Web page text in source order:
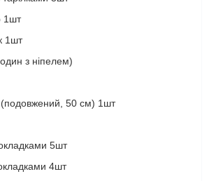
1шт
1шт
з ніпелем)
50 см) 1шт
5шт
4шт